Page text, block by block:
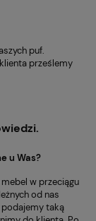
puf.
prześlemy
u Was?
w przeciągu
od nas
podajemy taką